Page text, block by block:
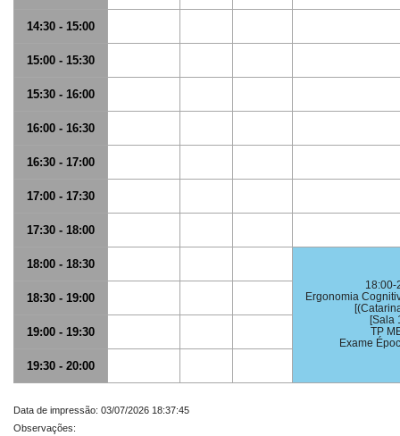
14:30 - 15:00
15:00 - 15:30
15:30 - 16:00
16:00 - 16:30
16:30 - 17:00
17:00 - 17:30
17:30 - 18:00
18:00 - 18:30
18:00-
Ergonomia
[Sala
TP
Exame
18:30 - 19:00
19:00 - 19:30
19:30 - 20:00
Data de impressão: 03/07/2026 18:37:45
Observações: